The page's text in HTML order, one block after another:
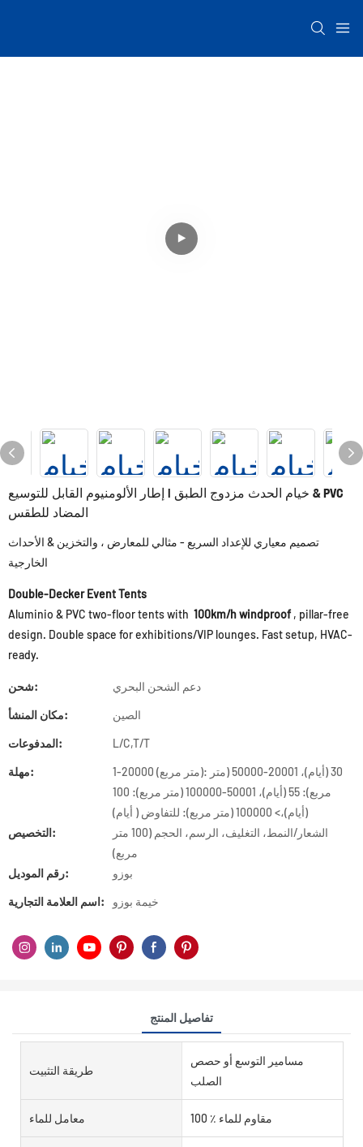
خيام الحدث مزدوج الطبق | إطار الألومنيوم القابل للتوسيع & PVC
المضاد للطقس
تصميم معياري للإعداد السريع - مثالي للمعارض ، والتخزين & الأحداث
الخارجية
Double-Decker Event Tents
Aluminio & PVC two-floor tents with 100km/h windproof, pillar-free
design. Double space for exhibitions/VIP lounges. Fast setup, HVAC-
ready.
شحن: دعم الشحن البحري
مكان المنشأ: الصين
المدفوعات: L/C,T/T
مهلة:
1-20000 (متر مربع): 30 (أيام)، 20001-50000 (متر
مربع): 55 (أيام)، 50001-100000 (متر مربع): 100
(أيام)،> 100000 (متر مربع): للتفاوض ( أيام)
التخصيص:
الشعار/النمط، التغليف، الرسم، الحجم (100 متر
مربع)
رقم الموديل:
بوزو
اسم العلامة التجارية: خيمة بوزو
تفاصيل المنتج
طريقة التثبيت
مسامير التوسع أو حصص
الصلب
معامل للماء 100 ٪ مقاوم للماء